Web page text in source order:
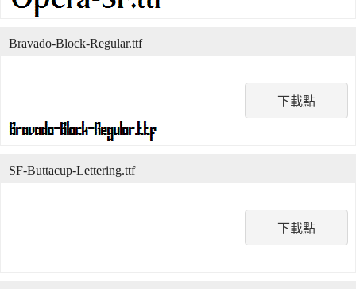
下載點
Bravado-Block-Regular.ttf
下載點
SF-Buttacup-Lettering.ttf